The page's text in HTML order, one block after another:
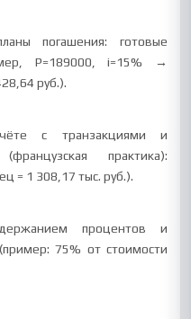
погашения: готовые
P=189000, i=15% →
руб.).
с транзакциями и
практика):
= 1 308,17 тыс. руб.).
процентов и
75% от стоимости